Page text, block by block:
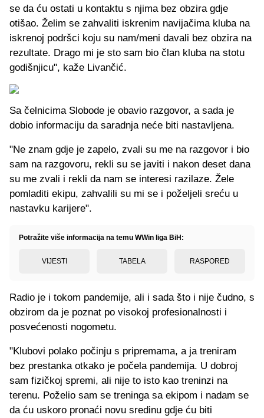
se da ću ostati u kontaktu s njima bez obzira gdje
otišao. Želim se zahvaliti iskrenim navijačima kluba na
iskrenoj podršci koju su nam/meni davali bez obzira na
rezultate. Drago mi je sto sam bio član kluba na stotu
godišnjicu", kaže Livančić.
Sa čelnicima Slobode je obavio razgovor, a sada je
dobio informaciju da saradnja neće biti nastavljena.
"Ne znam gdje je zapelo, zvali su me na razgovor i bio
sam na razgovoru, rekli su se javiti i nakon deset dana
su me zvali i rekli da nam se interesi razilaze. Žele
pomladiti ekipu, zahvalili su mi se i poželjeli sreću u
nastavku karijere".
Potražite više informacija na temu WWin liga BiH:
VIJESTI TABELA RASPORED
Radio je i tokom pandemije, ali i sada što i nije čudno, s
obzirom da je poznat po visokoj profesionalnosti i
posvećenosti nogometu.
"Klubovi polako počinju s pripremama, a ja treniram
bez prestanka otkako je počela pandemija. U dobroj
sam fizičkoj spremi, ali nije to isto kao treninzi na
terenu. Poželio sam se treninga sa ekipom i nadam se
da ću uskoro pronaći novu sredinu gdje ću biti